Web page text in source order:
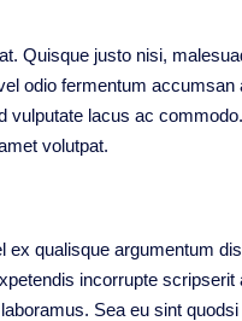
Quisque justo nisi,
odio fermentum
lacus ac
volutpat.
qualisque argumentum
incorrupte
Sea eu sint